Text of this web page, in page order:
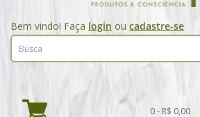
Bem vindo! Faça login ou cadastre-se
0 - R$ 0,00